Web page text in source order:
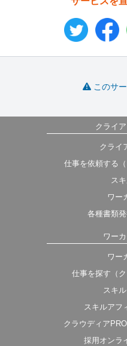
このサ
クライ
クライ
仕事を依頼する
ス
ワー
各種書類発
ワー
ワー
仕事を探す（ク
スキ
スキルアフ
クラウディア
採用オンラ